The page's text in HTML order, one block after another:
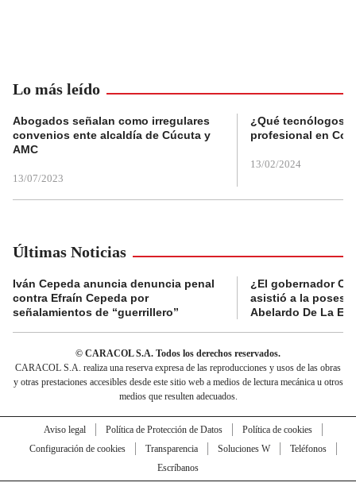
Lo más leído
Abogados señalan como irregulares
convenios ente alcaldía de Cúcuta y
AMC
13/07/2023
¿Qué tecnólogos
profesional en
13/02/2024
Últimas Noticias
Iván Cepeda anuncia denuncia penal
contra Efraín Cepeda por
señalamientos de “guerrillero”
¿El gobernador
asistió a la
Abelardo De La
© CARACOL S.A. Todos los derechos reservados.
CARACOL S.A. realiza una reserva expresa de las reproducciones y usos de las obras
y otras prestaciones accesibles desde este sitio web a medios de lectura mecánica u otros
medios que resulten adecuados.
Aviso legal Política de Protección de Datos
Política de cookies
Configuración de cookies
Transparencia Soluciones W
Teléfonos
Escríbanos